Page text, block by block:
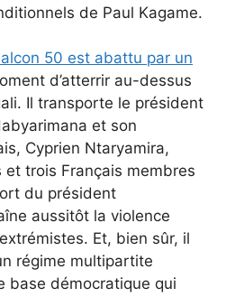
de Paul Kagame.
50 est abattu par un
d’atterrir au-dessus
Il transporte le président
et son
Cyprien Ntaryamira,
trois Français membres
du président
aussitôt la violence
Et, bien sûr, il
régime multipartite
base démocratique qui